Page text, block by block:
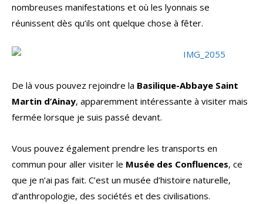
nombreuses manifestations et où les lyonnais se
réunissent dès qu’ils ont quelque chose à fêter.
De là vous pouvez rejoindre la Basilique-Abbaye Saint
Martin d’Ainay, apparemment intéressante à visiter mais
fermée lorsque je suis passé devant.
Vous pouvez également prendre les transports en
commun pour aller visiter le Musée des Confluences, ce
que je n’ai pas fait. C’est un musée d’histoire naturelle,
d’anthropologie, des sociétés et des civilisations.